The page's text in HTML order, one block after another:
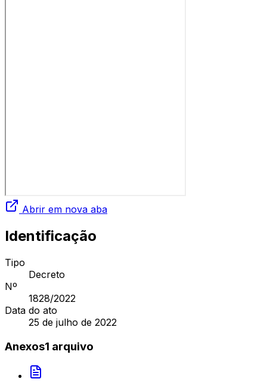
Abrir em nova aba
Identificação
Tipo
Decreto
Nº
1828/2022
Data do ato
25 de julho de 2022
Anexos1 arquivo